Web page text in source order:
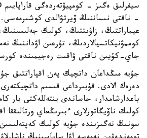
- ناقتى نىساننىڭ ۆيرتۋالدى
عيماراتتىڭ، زاۋىتتىڭ، كولىك
كوممۋنيكاتسيالاردىڭ، تۇرعىن اۋداننىڭ
جاي-كۇيىن ناقتى ۋاقىت رەجيمىندە
جۇيە مىڭداعان داتچيك پەن اقپاراتتىق
دەرەك الادى. قۇبىرداعى قىسىم
باعدارشامدار، جاساندى ينتەللەكتى بار
كولىك ناۆيگاتورلارى ءبىرىڭعاي ورتالىققا
سونىڭ نەگىزىندە جۇيە كولىك